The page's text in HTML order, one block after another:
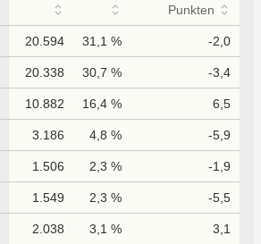
Punkten
20.594 31,1 % -2,0
20.338 30,7 % -3,4
10.882 16,4 % 6,5
3.186 4,8 % -5,9
1.506 2,3 % -1,9
1.549 2,3 % -5,5
2.038 3,1 % 3,1